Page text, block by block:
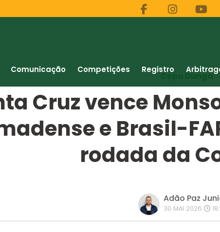
Comunicação Competições Registro
Cruz vence
e Brasil-
rodada da
Adão Paz
30 MAI 2026